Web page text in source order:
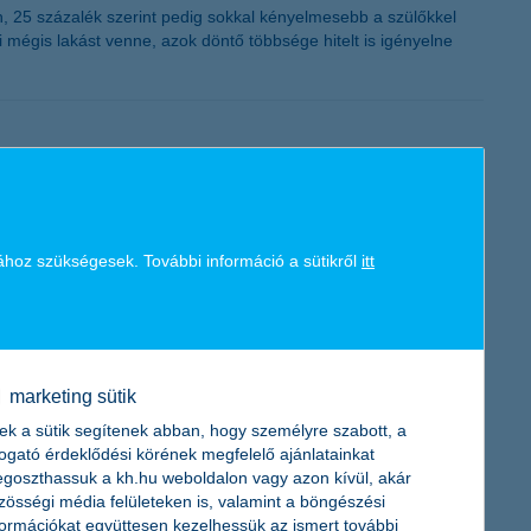
százalék szerint pedig sokkal kényelmesebb a szülőkkel
lakást venne, azok döntő többsége hitelt is igényelne
mobilos verziója egyszerűbbé, pontosabbá teszi egy-
pedig több mint 5,3 millió kötelező, valamint 918 ezer
benne arra, hogy jobban vezessük életünket, amivel
szükségesek. További információ a sütikről itt
marketing sütik
a sütik segítenek abban, hogy személyre szabott, a
érdeklődési körének megfelelő ajánlatainkat
a kh.hu weboldalon vagy azon kívül, akár
média felületeken is, valamint a böngészési
együttesen kezelhessük az ismert további